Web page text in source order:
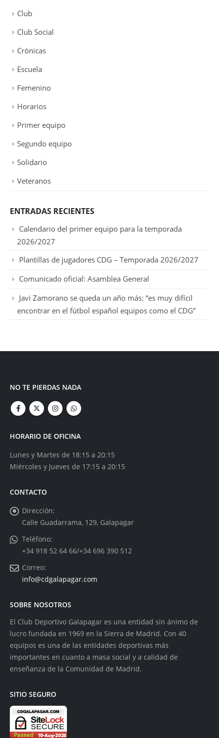
Club
Club Social
Crónicas
Escuela
Femenino
Horarios
Primer equipo
Segundo equipo
Solidario
Veteranos
ENTRADAS RECIENTES
Calendario del primer equipo para la temporada
2026/2027
Plantillas de jugadores CDG – Temporada 2026/2027
Comunicado oficial: Asamblea General
Javi Zamorano se queda un año más: “es muy difícil
encontrar en el fútbol español equipos como el CDG”
NO TE PIERDAS NADA
HORARIO DE OFICINA
Lunes y Martes de 18:15 a 20:15
Miércoles y Jueves de 17:15 a 20:15
CONTACTO
Dirección:
Calle Guadarrama, 129, Galapagar
Teléfono:
+34 918 52 64 66/+34 696 390 512
Correo:
info@cdgalapagar.com
SOBRE NOSOTROS
El Club Deportivo Galapagar es una entidad sin ánimo de
lucro fundada en 1969 en la Sierra de Madrid. Con 40
equipos es una de las entidades deportivas más
importantes en cuanto a masa social y a calidad de
enseñanza de la Comunidad de Madrid.
SITIO SEGURO